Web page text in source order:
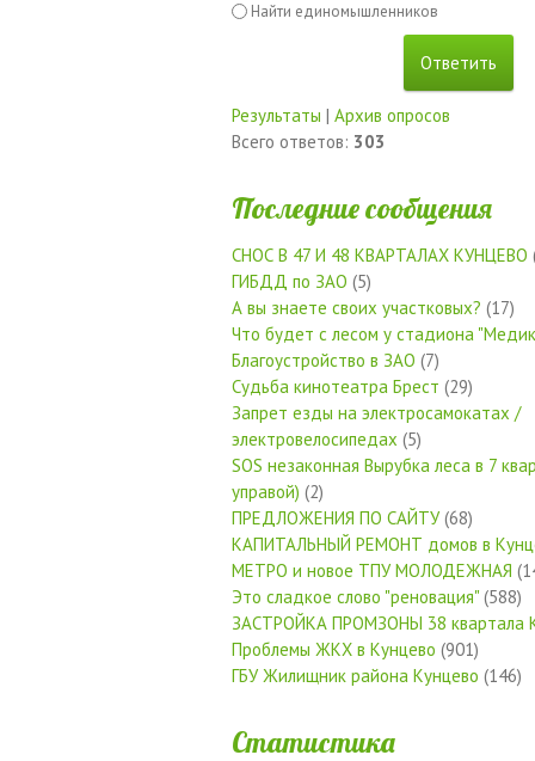
Найти единомышленников
Результаты | Архив опросов
Всего ответов: 303
Последние сообщения
СНОС В 47 И 48 КВАРТАЛАХ КУНЦЕВО
ГИБДД по ЗАО (5)
А вы знаете своих участковых? (17)
Что будет с лесом у стадиона
Благоустройство в ЗАО (7)
Судьба кинотеатра Брест (29)
Запрет езды на электросамокатах /
электровелосипедах (5)
SOS незаконная Вырубка леса в 7
управой) (2)
ПРЕДЛОЖЕНИЯ ПО САЙТУ(68)
КАПИТАЛЬНЫЙ РЕМОНТ домов в
МЕТРО и новое ТПУ МОЛОДЕЖНАЯ
Это сладкое слово "реновация" (588)
ЗАСТРОЙКА ПРОМЗОНЫ 38 квартала
Проблемы ЖКХ в Кунцево (901)
ГБУ Жилищник района Кунцево (146)
Статистика